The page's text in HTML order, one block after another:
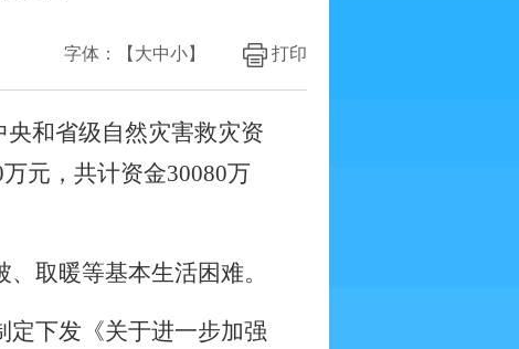
打印
字体：【 大中小】
央和省级自然灾害救灾资
万元，共计资金30080万
取暖等基本生活困难。
定下发《关于进一步加强